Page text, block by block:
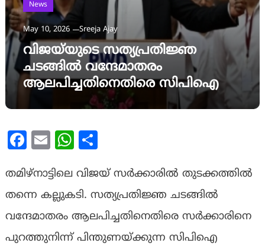
News
May 10, 2026 Sreeja Ajay
വിജയ്‌യുടെ സത്യപ്രതിജ്ഞ
ചടങ്ങിൽ വന്ദേമാതരം
ആലപിച്ചതിനെതിരെ സിപിഐ
Facebook
Email WhatsApp
തമിഴ്നാട്ടിലെ വിജയ് സർക്കാരിൽ തുടക്കത്തിൽ
തന്നെ കല്ലുകടി. സത്യപ്രതിജ്ഞ ചടങ്ങിൽ
വന്ദേമാതരം ആലപിച്ചതിനെതിരെ സർക്കാരിനെ
പുറത്തുനിന്ന് പിന്തുണയ്ക്കുന്ന സിപിഐ